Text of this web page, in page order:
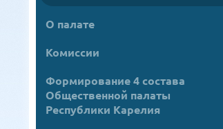
О палате
Комиссии
Формирование 4 состава
Общественной палаты
Республики Карелия